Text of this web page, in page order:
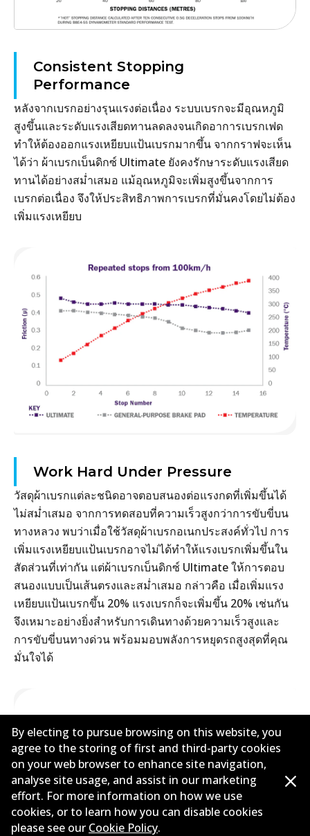
Consistent Stopping
Performance
หลังจากเบรกอย่างรุนแรงต่อเนื่อง ระบบเบรกจะมีอุณหภูมิ
สูงขึ้นและระดับแรงเสียดทานลดลงจนเกิดอาการเบรกเฟด
ทำให้ต้องออกแรงเหยียบแป้นเบรกมากขึ้น จากกราฟจะเห็น
ได้ว่า ผ้าเบรกเบ็นดิกซ์ Ultimate ยังคงรักษาระดับแรงเสียด
ทานได้อย่างสม่ำเสมอ แม้อุณหภูมิจะเพิ่มสูงขึ้นจากการ
เบรกต่อเนื่อง จึงให้ประสิทธิภาพการเบรกที่มั่นคงโดยไม่ต้อง
เพิ่มแรงเหยียบ
Work Hard Under Pressure
วัสดุผ้าเบรกแต่ละชนิดอาจตอบสนองต่อแรงกดที่เพิ่มขึ้นได้
ไม่สม่ำเสมอ จากการทดสอบที่ความเร็วสูงกว่าการขับขี่บน
ทางหลวง พบว่าเมื่อใช้วัสดุผ้าเบรกอเนกประสงค์ทั่วไป การ
เพิ่มแรงเหยียบแป้นเบรกอาจไม่ได้ทำให้แรงเบรกเพิ่มขึ้นใน
สัดส่วนที่เท่ากัน แต่ผ้าเบรกเบ็นดิกซ์ Ultimate ให้การตอบ
สนองแบบเป็นเส้นตรงและสม่ำเสมอ กล่าวคือ เมื่อเพิ่มแรง
เหยียบแป้นเบรกขึ้น 20% แรงเบรกก็จะเพิ่มขึ้น 20% เช่นกัน
จึงเหมาะอย่างยิ่งสำหรับการเดินทางด้วยความเร็วสูงและ
การขับขี่บนทางด่วน พร้อมมอบพลังการหยุดรถสูงสุดที่คุณ
มั่นใจได้
By electing to pursue browsing on this website, you
agree to the storing of first and third-party cookies
on your web browser to enhance site navigation,
analyse site usage, and assist in our marketing
effort. For more information on how we use
cookies, or to learn how you can disable cookies
please see our Cookie Policy.